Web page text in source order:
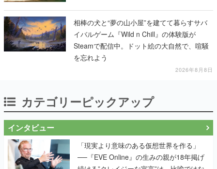
相棒の犬と“夢の山小屋”を建てて暮らすサバ
イバルゲーム『Wild n Chill』の体験版が
Steamで配信中。ドット絵の大自然で、喧騒
を忘れよう
2026年8月8日
カテゴリーピックアップ
インタビュー
「現実より意味のある仮想世界を作る」
──『EVE Online』の生みの親が18年掲げ